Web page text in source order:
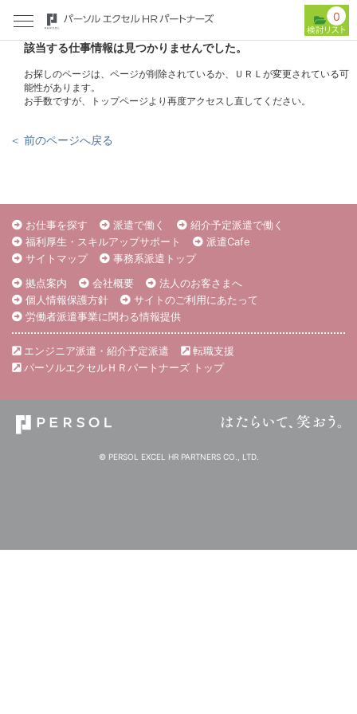
0
該当する仕事情報は見つかりませんでした。
お探しのページは、ページが削除されているか、ＵＲＬが変更されている可
能性があります。
お手数ですが、トップページより再度アクセスし直してください。
＜ 前のページへ戻る
お仕事を探す 派遣で働く
紹介予定派遣で働く
福利厚生・スキルアップサポート
派遣Cafe
サイトマップ
事務系派遣トップ
拠点案内
会社概要
法人のお客さまへ
個人情報保護方針
サイトのご利用にあたって
労働者派遣事業に関わる情報提供
エンジニア派遣・紹介予定派遣
転職支援
パーソルエクセルＨＲパートナーズ トップ
© PERSOL EXCEL HR PARTNERS CO., LTD.